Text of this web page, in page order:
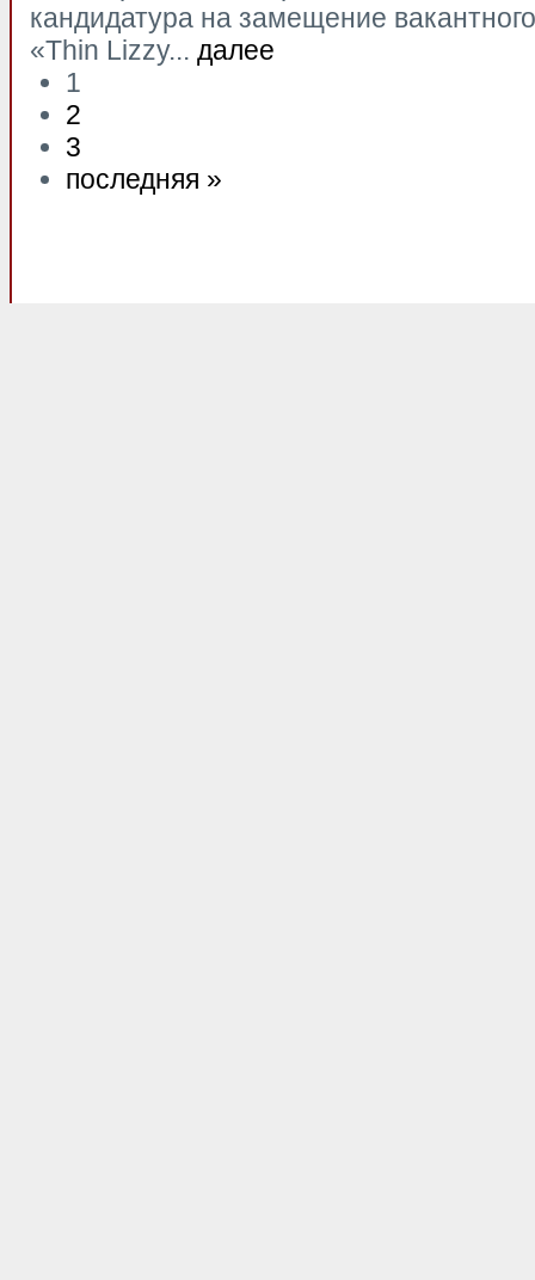
кандидатура на замещение
«Thin Lizzy... далее
1
2
3
последняя »